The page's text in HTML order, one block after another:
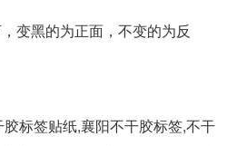
变黑的为正面，不变的为反
标签贴纸,襄阳不干胶标签,不干